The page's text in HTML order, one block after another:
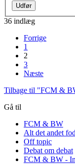
36 indlæg
Forrige
1
2
3
Næste
Tilbage til "FCM &
Gå til
FCM & BW
Alt det andet
Off topic
Debat om debat
FCM & BW -